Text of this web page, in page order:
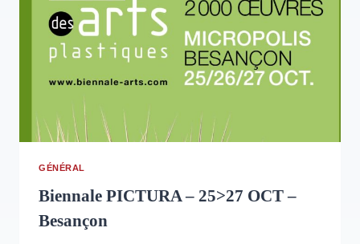
MAI
JUILLET
GÉNÉRAL
Biennale PICTURA – 25>27 OCT –
Besançon